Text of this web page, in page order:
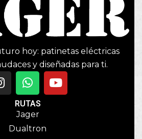
hoy: patinetas eléctricas
y diseñadas para ti.
RUTAS
Jager
Dualtron